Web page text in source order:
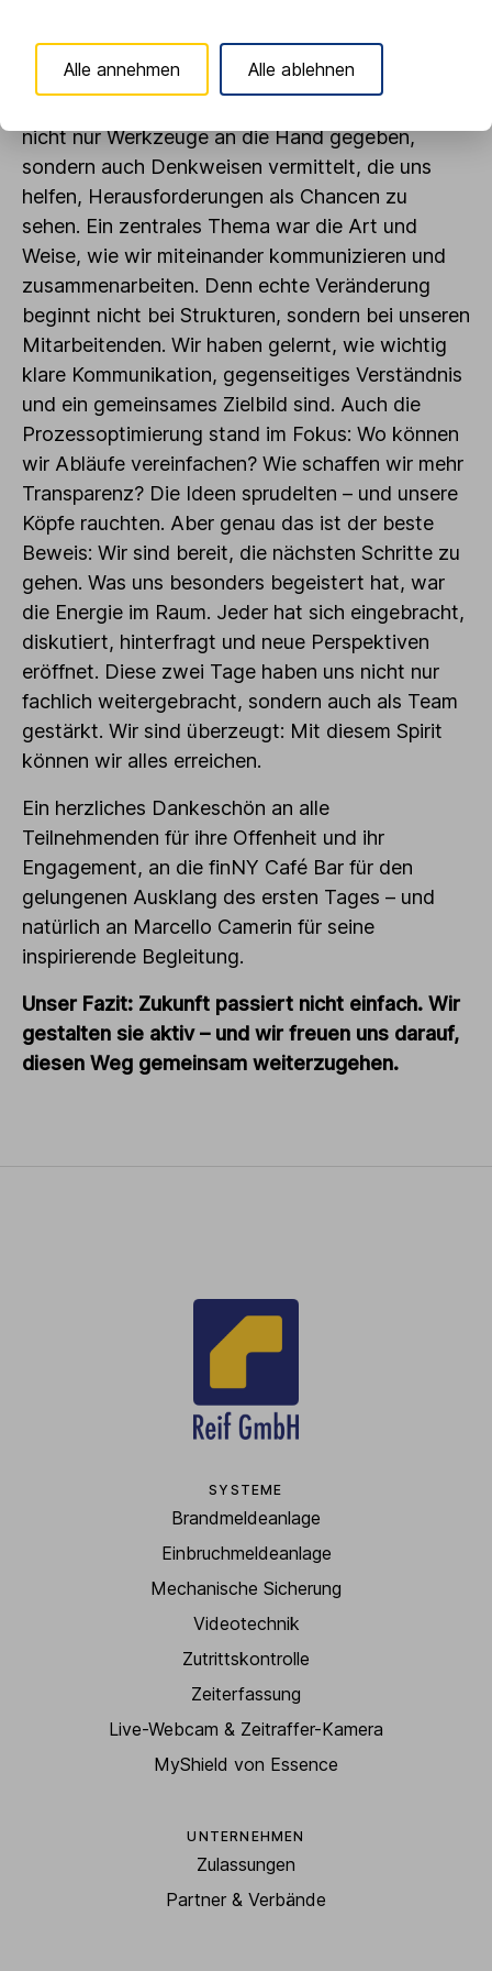
Antworten auf diese Fragen sind komplex – aber
Marcello Camerin hat sie mit seiner offenen und
nicht nur Werkzeuge an die Hand gegeben,
sondern auch Denkweisen vermittelt, die uns
helfen, Herausforderungen als Chancen zu
sehen. Ein zentrales Thema war die Art und
Weise, wie wir miteinander kommunizieren und
zusammenarbeiten. Denn echte Veränderung
beginnt nicht bei Strukturen, sondern bei unseren
Mitarbeitenden. Wir haben gelernt, wie wichtig
klare Kommunikation, gegenseitiges Verständnis
und ein gemeinsames Zielbild sind. Auch die
Prozessoptimierung stand im Fokus: Wo können
wir Abläufe vereinfachen? Wie schaffen wir mehr
Transparenz? Die Ideen sprudelten – und unsere
Köpfe rauchten. Aber genau das ist der beste
Beweis: Wir sind bereit, die nächsten Schritte zu
gehen. Was uns besonders begeistert hat, war
die Energie im Raum. Jeder hat sich eingebracht,
diskutiert, hinterfragt und neue Perspektiven
eröffnet. Diese zwei Tage haben uns nicht nur
fachlich weitergebracht, sondern auch als Team
gestärkt. Wir sind überzeugt: Mit diesem Spirit
können wir alles erreichen.
Ein herzliches Dankeschön an alle
Teilnehmenden für ihre Offenheit und ihr
Engagement, an die finNY Café Bar für den
gelungenen Ausklang des ersten Tages – und
natürlich an Marcello Camerin für seine
inspirierende Begleitung.
Unser Fazit: Zukunft passiert nicht einfach. Wir
gestalten sie aktiv – und wir freuen uns darauf,
diesen Weg gemeinsam weiterzugehen.
SYSTEME
Brandmeldeanlage
Einbruchmeldeanlage
Mechanische Sicherung
Videotechnik
Zutrittskontrolle
Zeiterfassung
Live-Webcam & Zeitraffer-Kamera
MyShield von Essence
UNTERNEHMEN
Zulassungen
Partner & Verbände
Alle annehmen Alle ablehnen